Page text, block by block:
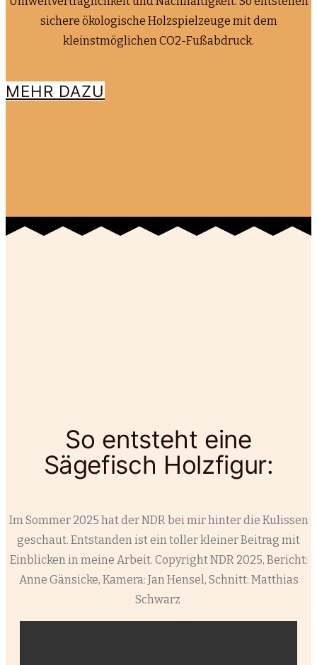
sichere ökologische Holzspielzeuge mit dem
kleinstmöglichen CO2-Fußabdruck.
MEHR DAZU
So entsteht eine
Sägefisch Holzfigur:
Im Sommer 2025 hat der NDR bei mir hinter die Kulissen
geschaut. Entstanden ist ein toller kleiner Beitrag mit
Einblicken in meine Arbeit. Copyright NDR 2025, Bericht:
Anne Gänsicke, Kamera: Jan Hensel, Schnitt: Matthias
Schwarz